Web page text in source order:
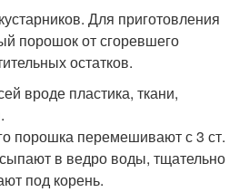
Для приготовления
порошок от сгоревшего
остатков.
вроде пластика, ткани,
порошка перемешивают с 3 ст.
в ведро воды, тщательно
под корень.